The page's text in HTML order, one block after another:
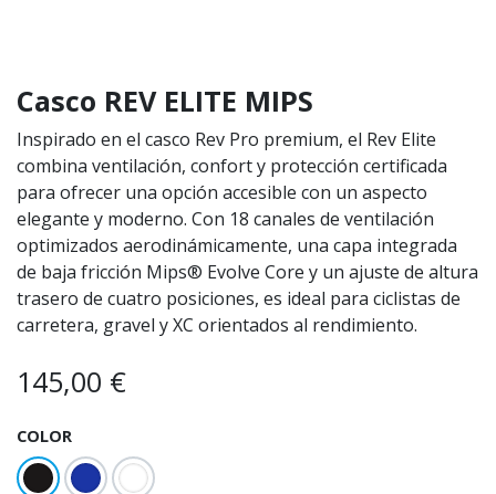
Casco REV ELITE MIPS
Inspirado en el casco Rev Pro premium, el Rev Elite
combina ventilación, confort y protección certificada
para ofrecer una opción accesible con un aspecto
elegante y moderno. Con 18 canales de ventilación
optimizados aerodinámicamente, una capa integrada
de baja fricción Mips® Evolve Core y un ajuste de altura
trasero de cuatro posiciones, es ideal para ciclistas de
carretera, gravel y XC orientados al rendimiento.
145,00 €
COLOR